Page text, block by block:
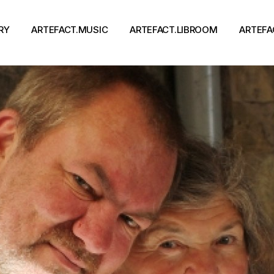
ARTEFACT.MUSIC
Виконавці
Альбоми
Концерти
ARTEFACT.LIBROOM
Книги
Письменники